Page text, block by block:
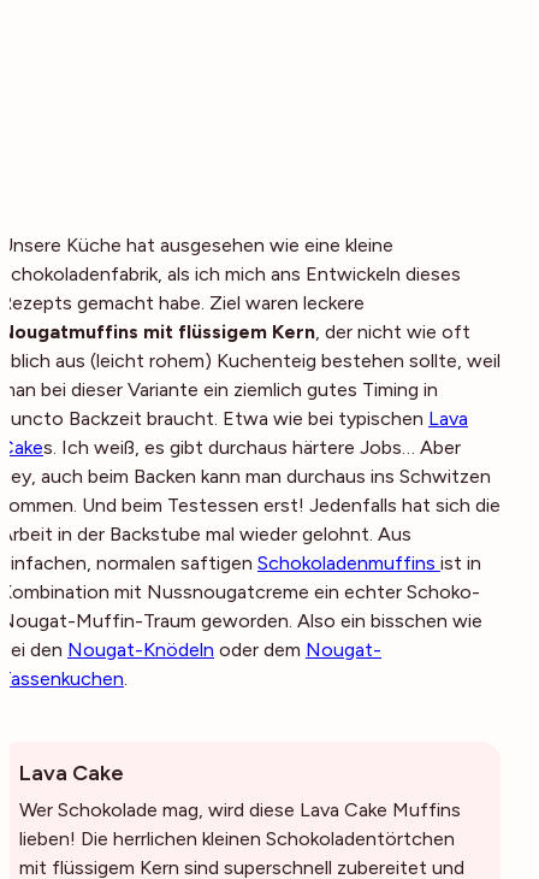
Unsere Küche hat ausgesehen wie eine kleine
Schokoladenfabrik, als ich mich ans Entwickeln dieses
Rezepts gemacht habe. Ziel waren leckere
Nougatmuffins mit flüssigem Kern, der nicht wie oft
üblich aus (leicht rohem) Kuchenteig bestehen sollte, weil
man bei dieser Variante ein ziemlich gutes Timing in
puncto Backzeit braucht. Etwa wie bei typischen Lava
Cakes. Ich weiß, es gibt durchaus härtere Jobs… Aber
hey, auch beim Backen kann man durchaus ins Schwitzen
kommen. Und beim Testessen erst! Jedenfalls hat sich die
Arbeit in der Backstube mal wieder gelohnt. Aus
einfachen, normalen saftigen Schokoladenmuffins ist in
Kombination mit Nussnougatcreme ein echter Schoko-
Nougat-Muffin-Traum geworden. Also ein bisschen wie
bei den Nougat-Knödeln oder dem Nougat-
Tassenkuchen.
Lava Cake
Wer Schokolade mag, wird diese Lava Cake Muffins
lieben! Die herrlichen kleinen Schokoladentörtchen
mit flüssigem Kern sind superschnell zubereitet und